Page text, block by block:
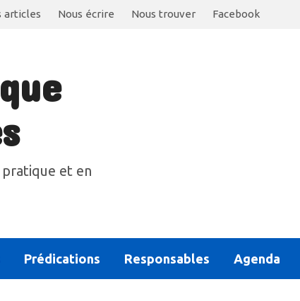
articles Nous écrire Nous trouver Facebook
et en
Prédications Responsables Agenda